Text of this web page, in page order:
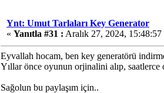
Ynt: Umut Tarlaları Key Generator
« Yanıtla #31 : Aralık 27, 2024, 15:48:57
Eyvallah hocam, ben key generatörü
Yıllar önce oyunun orjinalini alıp, saatlerce
Sağolun bu paylaşım için..